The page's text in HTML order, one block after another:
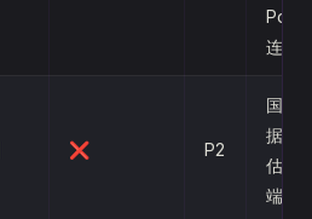
连接
❌ P2
国产
据库
估
端